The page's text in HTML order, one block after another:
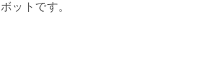
ットです。